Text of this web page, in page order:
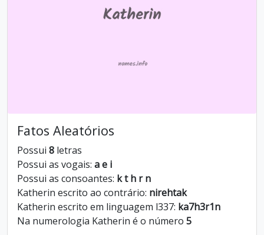
Fatos Aleatórios
Possui 8 letras
Possui as vogais: a e i
Possui as consoantes: k t h r n
Katherin escrito ao contrário: nirehtak
Katherin escrito em linguagem l337: ka7h3r1n
Na numerologia Katherin é o número 5